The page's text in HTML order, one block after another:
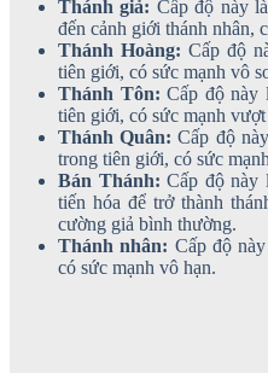
Thánh giả: Cấp độ này
đến cảnh giới thánh nhân,
Thánh Hoàng: Cấp độ
tiên giới, có sức mạnh vô
Thánh Tôn: Cấp độ này
tiên giới, có sức mạnh
Thánh Quân: Cấp độ
trong tiên giới, có sức
Bán Thánh: Cấp độ này
tiến hóa để trở thành
cường giả bình thường.
Thánh nhân: Cấp độ
có sức mạnh vô hạn.